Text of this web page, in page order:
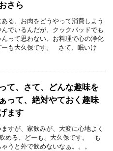
さら
る、お肉をどうやって消費しよう
でいるんだが、クックパッドでも
って思わない、お料理で心の浄化
ーも大久保です。 さて、眠いけ
て、さて、どんな趣味を
って、絶対やておく趣味
ます
すが、家飲みが、大変に心地よく
める、どーも、大久保です。 も
ゃうと外で飲めないなぁ。。。